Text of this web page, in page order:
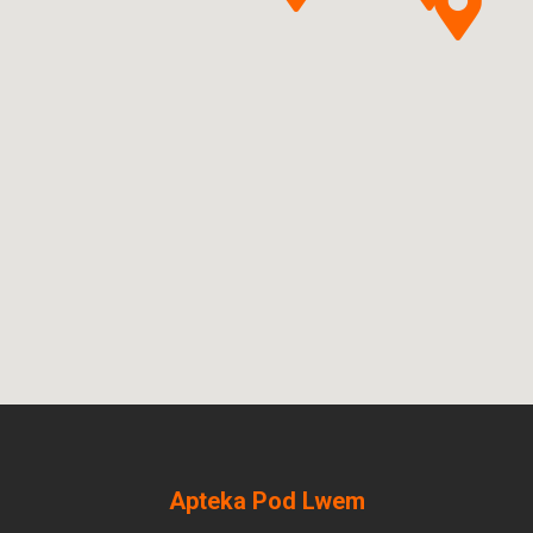
Apteka Pod Lwem